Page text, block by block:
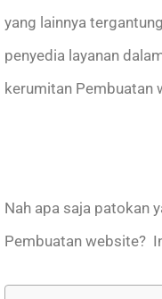
yang lainnya
penyedia layanan
kerumitan Pembuatan
Nah apa saja patokan
Pembuatan website?